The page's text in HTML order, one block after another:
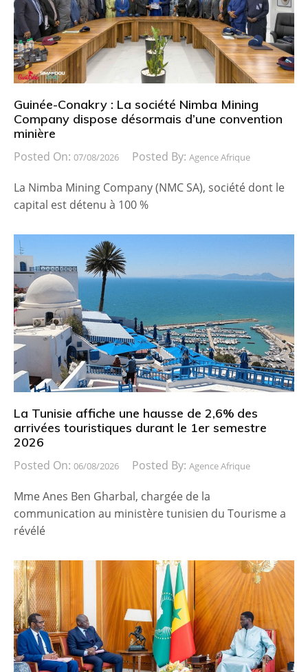
Guinée-Conakry : La société Nimba Mining
Company dispose désormais d’une convention
minière
Posted On: 07/08/2026 Posted By: Agence Afrique
La Nimba Mining Company (NMC SA), société dont le
capital est détenu à 100 %
La Tunisie affiche une hausse de 2,6% des
arrivées touristiques durant le 1er semestre
2026
Posted On: 06/08/2026 Posted By: Agence Afrique
Mme Anes Ben Gharbal, chargée de la
communication au ministère tunisien du Tourisme a
révélé